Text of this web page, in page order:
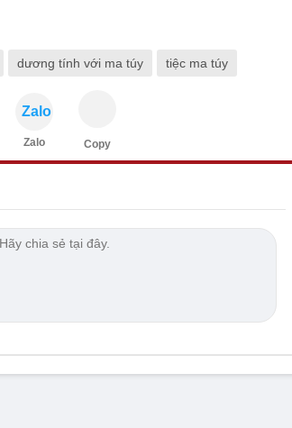
dương tính với ma túy tiệc ma túy
Zalo
Zalo Copy